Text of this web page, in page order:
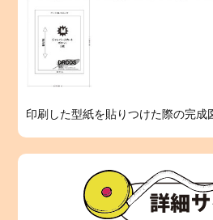
印刷した型紙を貼りつけた際の完成